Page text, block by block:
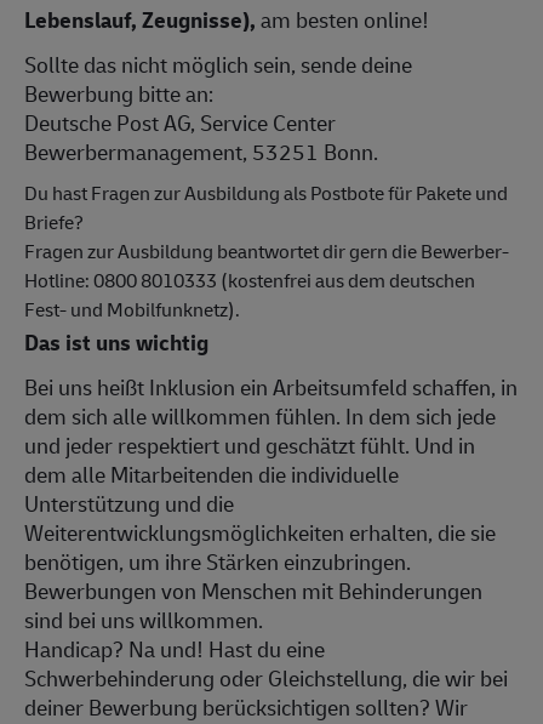
Lebenslauf, Zeugnisse),am besten online!
Sollte das nicht möglich sein, sende deine
Bewerbung bitte an:
Deutsche Post AG, Service Center
Bewerbermanagement, 53251 Bonn.
Du hast Fragen zur Ausbildung als Postbote für Pakete und
Briefe?
Fragen zur Ausbildung beantwortet dir gern die Bewerber-
Hotline: 0800 8010333 (kostenfrei aus dem deutschen
Fest- und Mobilfunknetz).
Das ist uns wichtig
Bei uns heißt Inklusion ein Arbeitsumfeld schaffen, in
dem sich alle willkommen fühlen. In dem sich jede
und jeder respektiert und geschätzt fühlt. Und in
dem alle Mitarbeitenden die individuelle
Unterstützung und die
Weiterentwicklungsmöglichkeiten erhalten, die sie
benötigen, um ihre Stärken einzubringen.
Bewerbungen von Menschen mit Behinderungen
sind bei uns willkommen.
Handicap? Na und! Hast du eine
Schwerbehinderung oder Gleichstellung, die wir bei
deiner Bewerbung berücksichtigen sollten? Wir